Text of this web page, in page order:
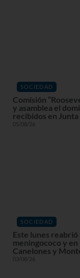
SOCIEDAD
Comisión
y asamblea el
recibidos en
05/08/26
SOCIEDAD
Este lunes
meningococo y
Canelones y
03/08/26